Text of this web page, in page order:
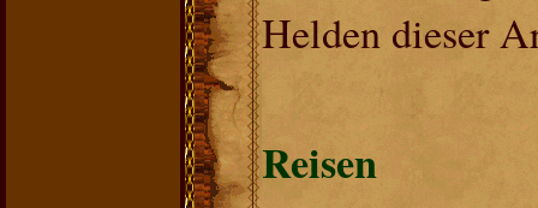
Helden dieser
Reisen